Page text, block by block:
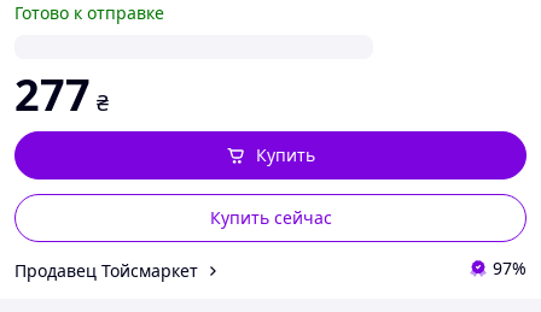
Готово к отправке
277 ₴
Купить сейчас
Купить
Продавец Тойсмаркет 97%